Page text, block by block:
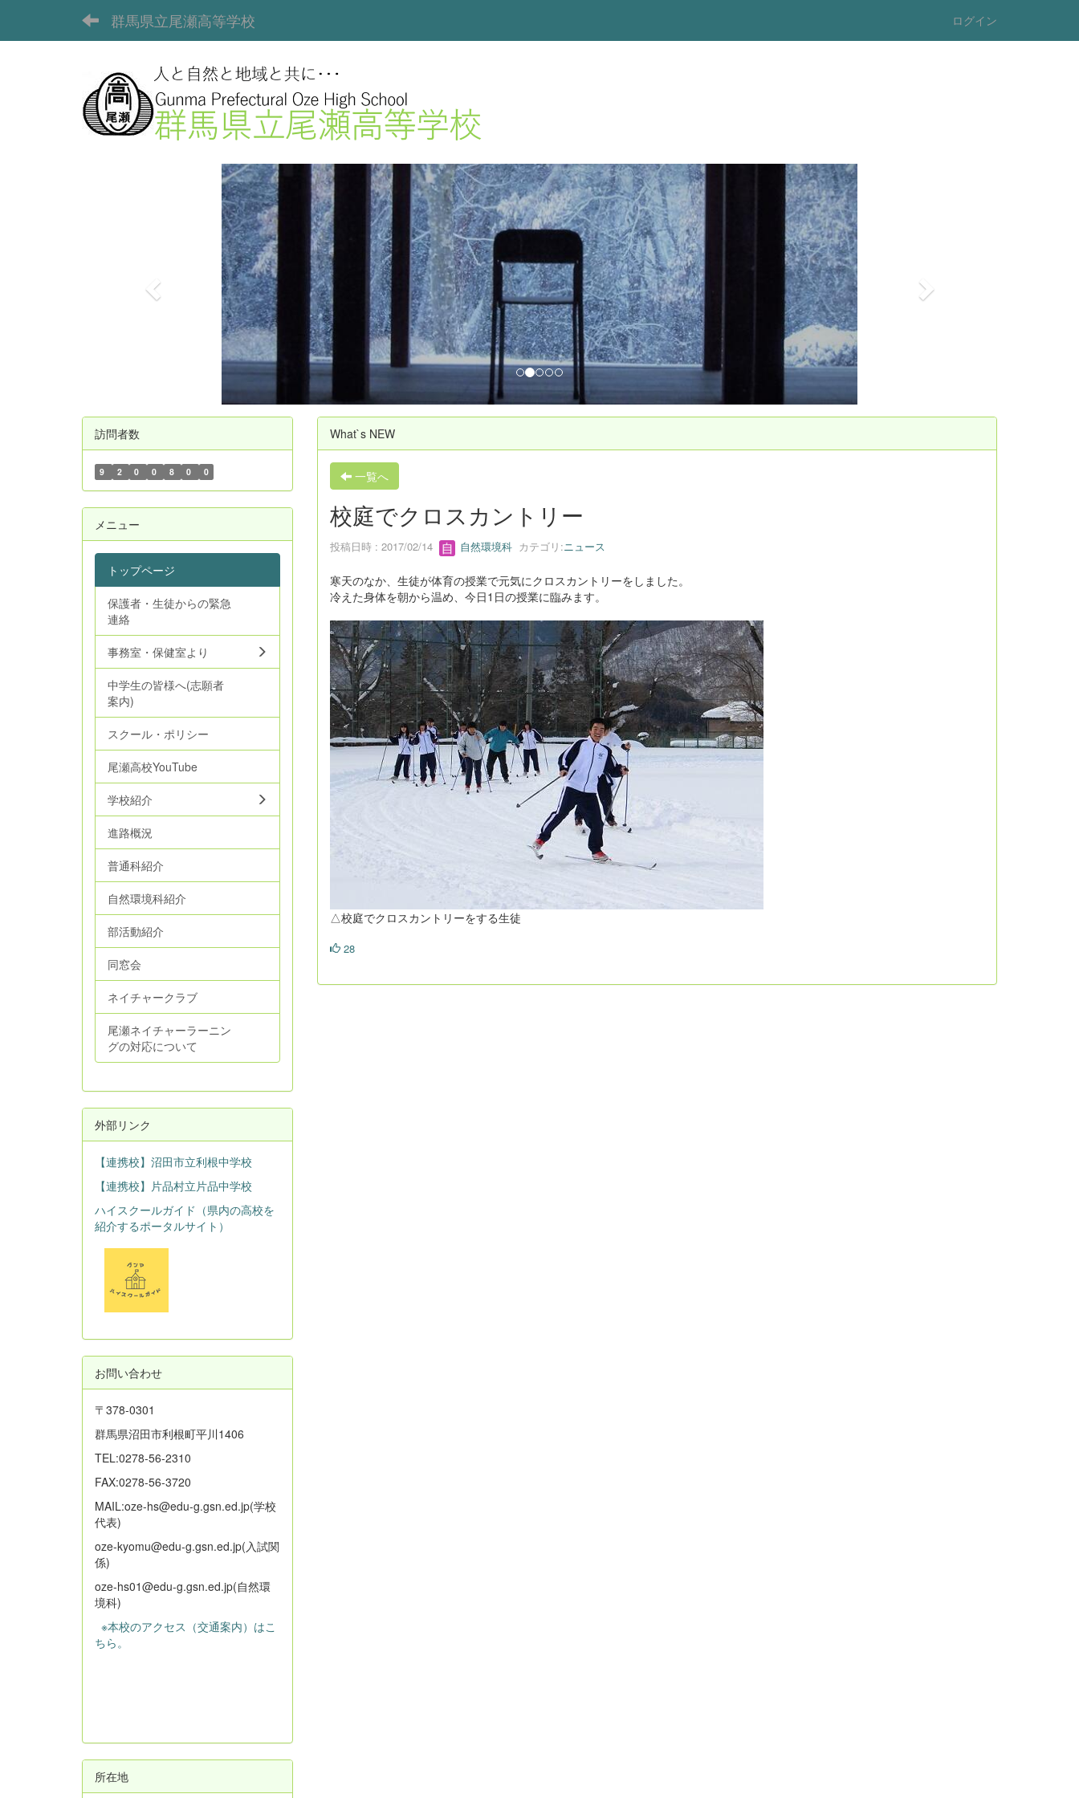
群馬県立尾瀬高等学校 ログイン
o
u
What`s NEW
一覧へ
校庭でクロスカントリー
投稿日時 : 2017/02/14 自然環境科カテゴリ:ニュース
寒天のなか、生徒が体育の授業で元気にクロスカントリーをしました。
冷えた身体を朝から温め、今日1日の授業に臨みます。
△校庭でクロスカントリーをする生徒
28
訪問者数
9 2 0 0 8 0 0
メニュー
トップページ
保護者・生徒からの緊急
連絡
事務室・保健室より
中学生の皆様へ(志願者
案内)
スクール・ポリシー
尾瀬高校YouTube
学校紹介
進路概況
普通科紹介
自然環境科紹介
部活動紹介
同窓会
ネイチャークラブ
尾瀬ネイチャーラーニン
グの対応について
外部リンク
【連携校】沼田市立利根中学校
【連携校】片品村立片品中学校
ハイスクールガイド（県内の高校を
紹介するポータルサイト）
お問い合わせ
〒378-0301
群馬県沼田市利根町平川1406
TEL:0278-56-2310
FAX:0278-56-3720
MAIL:oze-hs@edu-g.gsn.ed.jp(学校
代表)
oze-kyomu@edu-g.gsn.ed.jp(入試関
係)
oze-hs01@edu-g.gsn.ed.jp(自然環
境科)
※本校のアクセス（交通案内）はこ
ちら。
所在地